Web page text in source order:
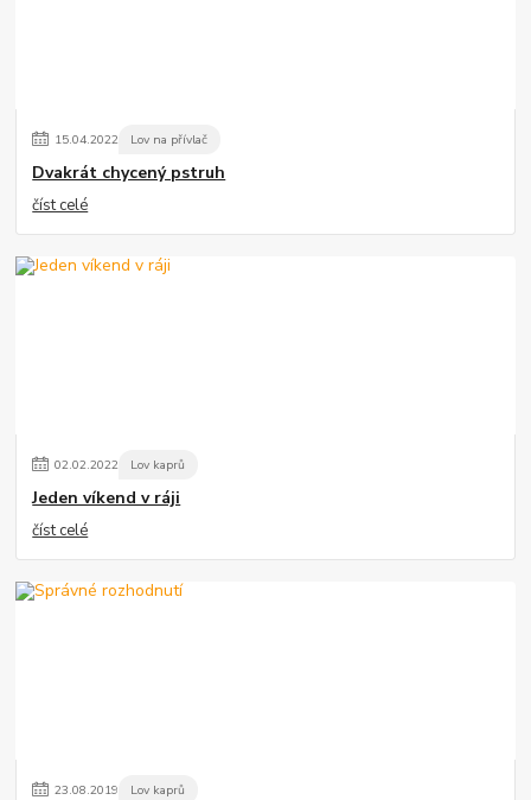
15.04.2022 Lov na přívlač
Dvakrát chycený pstruh
číst celé
02.02.2022 Lov kaprů
Jeden víkend v ráji
číst celé
23.08.2019 Lov kaprů